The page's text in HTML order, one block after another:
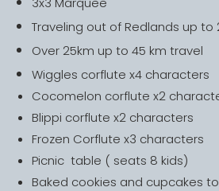
Traveling out of Redlands up to
Over 25km up to 45 km travel
Wiggles corflute x4 characters
Cocomelon corflute x2
Blippi corflute x2 characters
Frozen Corflute x3 characters
Picnic table ( seats 8 kids)
Baked cookies and cupcakes